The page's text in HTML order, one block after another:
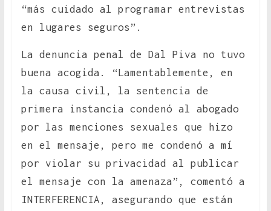
“más cuidado al programar entrevistas
en lugares seguros”.
La denuncia penal de Dal Piva no tuvo
buena acogida. “Lamentablemente, en
la causa civil, la sentencia de
primera instancia condenó al abogado
por las menciones sexuales que hizo
en el mensaje, pero me condenó a mí
por violar su privacidad al publicar
el mensaje con la amenaza”, comentó a
INTERFERENCIA, asegurando que están